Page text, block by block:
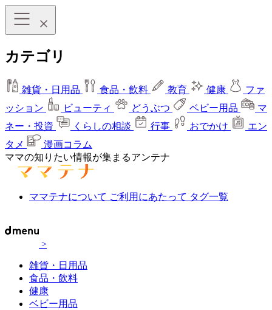
カテゴリ
雑貨・日用品 食品・飲料 教育 健康
ファ
ッション
ビューティ どうぶつ ベビー用品
マ
ネー・投資
くらしの相談 行事 おでかけ
エン
タメ
漫画コラム
ママの知りたい情報が集まるアンテナ
ママテナについて ご利用にあたって タグ一覧
>
雑貨・日用品
食品・飲料
健康
ベビー用品